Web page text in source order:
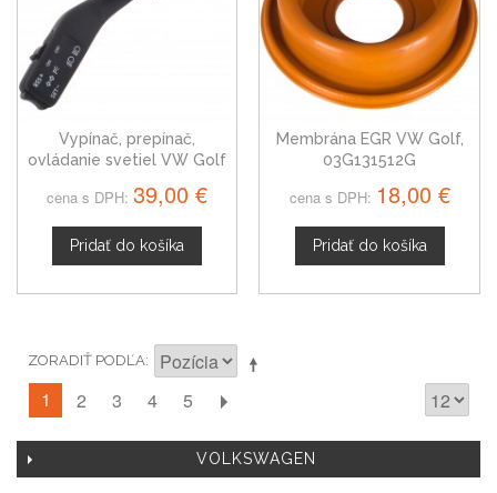
Vypínač, prepínač,
ovládanie svetiel VW Golf
cena s DPH: 39,00 €
Pridať do košíka
Membrána EGR VW Golf,
03G131512G
cena s DPH: 18,00 €
Pridať do košíka
ZORADIŤ PODĽA
1 2 3 4 5
VOLKSWAGEN